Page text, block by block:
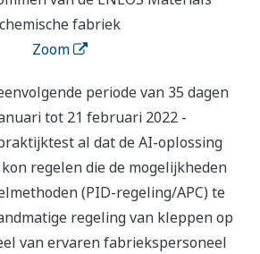
chemische fabriek
Zoom
periode van 35 dagen
tot 21 februari 2022 -
al dat de AI-oplossing
regelen die de mogelijkheden
(PID-regeling/APC) te
regeling van kleppen op
van ervaren fabriekspersoneel